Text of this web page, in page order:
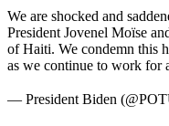
We are shocked and
President Jovenel Moïse
of Haiti. We condemn this
as we continue to work for
— President Biden